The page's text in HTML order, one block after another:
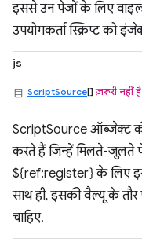
इससे उन पेजों के लिए
उपयोगकर्ता स्क्रिप्ट को
js
ScriptSource[]ज़रूरी नहीं है
ScriptSource ऑब्जेक्ट
करते हैं जिन्हें मिलते-जुलते
${ref:register} के लिए इस
साथ ही, इसकी वैल्यू के तौर
चाहिए.